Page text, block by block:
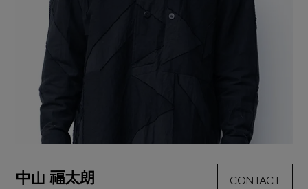
中山 福太朗 CONTACT